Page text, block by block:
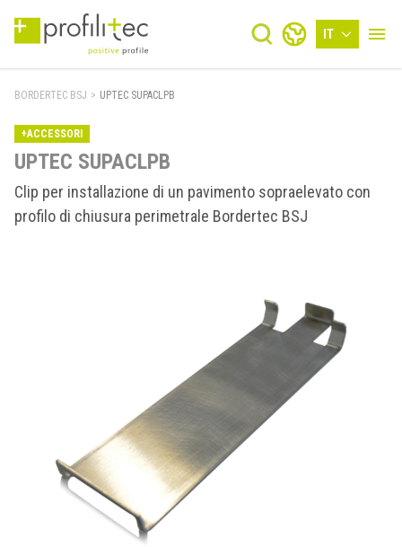
IT
BORDERTEC BSJ > UPTEC SUPACLPB
+ACCESSORI
UPTEC SUPACLPB
Clip per installazione di un pavimento sopraelevato con
profilo di chiusura perimetrale Bordertec BSJ